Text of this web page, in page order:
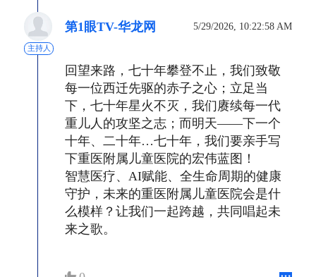
主持人
第1眼TV-华龙网 5/29/2026, 10:22:58 AM
回望来路，七十年攀登不止，我们致敬
每一位西迁先驱的赤子之心；立足当
下，七十年星火不灭，我们赓续每一代
重儿人的攻坚之志；而明天——下一个
十年、二十年…七十年，我们要亲手写
下重医附属儿童医院的宏伟蓝图！
智慧医疗、AI赋能、全生命周期的健康
守护，未来的重医附属儿童医院会是什
么模样？让我们一起跨越，共同唱起未
来之歌。